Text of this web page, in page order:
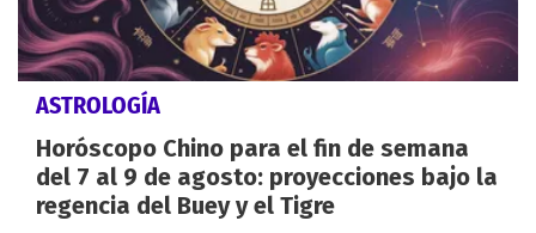
ASTROLOGÍA
Horóscopo Chino para el fin de semana
del 7 al 9 de agosto: proyecciones bajo la
regencia del Buey y el Tigre